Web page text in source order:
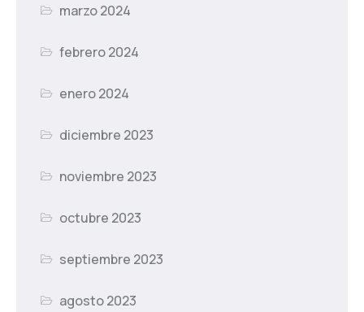
marzo 2024
febrero 2024
enero 2024
diciembre 2023
noviembre 2023
octubre 2023
septiembre 2023
agosto 2023